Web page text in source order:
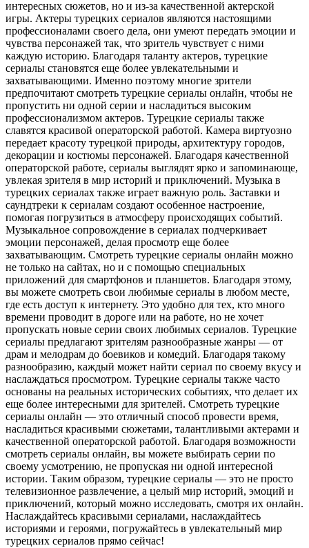
интересных сюжетов, но и из-за качественной актерской
игры. Актеры турецких сериалов являются настоящими
профессионалами своего дела, они умеют передать эмоции и
чувства персонажей так, что зритель чувствует с ними
каждую историю. Благодаря таланту актеров, турецкие
сериалы становятся еще более увлекательными и
захватывающими. Именно поэтому многие зрители
предпочитают смотреть турецкие сериалы онлайн, чтобы не
пропустить ни одной серии и насладиться высоким
профессионализмом актеров. Турецкие сериалы также
славятся красивой операторской работой. Камера виртуозно
передает красоту турецкой природы, архитектуру городов,
декорации и костюмы персонажей. Благодаря качественной
операторской работе, сериалы выглядят ярко и запоминающе,
увлекая зрителя в мир историй и приключений. Музыка в
турецких сериалах также играет важную роль. Заставки и
саундтреки к сериалам создают особенное настроение,
помогая погрузиться в атмосферу происходящих событий.
Музыкальное сопровождение в сериалах подчеркивает
эмоции персонажей, делая просмотр еще более
захватывающим. Смотреть турецкие сериалы онлайн можно
не только на сайтах, но и с помощью специальных
приложений для смартфонов и планшетов. Благодаря этому,
вы можете смотреть свои любимые сериалы в любом месте,
где есть доступ к интернету. Это удобно для тех, кто много
времени проводит в дороге или на работе, но не хочет
пропускать новые серии своих любимых сериалов. Турецкие
сериалы предлагают зрителям разнообразные жанры — от
драм и мелодрам до боевиков и комедий. Благодаря такому
разнообразию, каждый может найти сериал по своему вкусу и
наслаждаться просмотром. Турецкие сериалы также часто
основаны на реальных исторических событиях, что делает их
еще более интересными для зрителей. Смотреть турецкие
сериалы онлайн — это отличный способ провести время,
насладиться красивыми сюжетами, талантливыми актерами и
качественной операторской работой. Благодаря возможности
смотреть сериалы онлайн, вы можете выбирать серии по
своему усмотрению, не пропуская ни одной интересной
истории. Таким образом, турецкие сериалы — это не просто
телевизионное развлечение, а целый мир историй, эмоций и
приключений, который можно исследовать, смотря их онлайн.
Наслаждайтесь красивыми сериалами, наслаждайтесь
историями и героями, погружайтесь в увлекательный мир
турецких сериалов прямо сейчас!